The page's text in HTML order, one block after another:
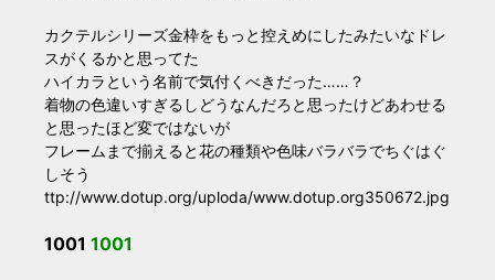
カクテルシリーズ金枠をもっと控えめにしたみたいなドレ
スがくるかと思ってた
ハイカラという名前で気付くべきだった……？
着物の色違いすぎるしどうなんだろと思ったけどあわせる
と思ったほど変ではないが
フレームまで揃えると花の種類や色味バラバラでちぐはぐ
しそう
ttp://www.dotup.org/uploda/www.dotup.org350672.jpg
1001 1001